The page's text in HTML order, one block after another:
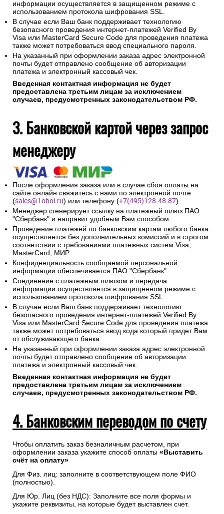
Конфиденциальность сообщаемой персональной
информации обеспечивается ПАО "Сбербанк".
Соединение с платежным шлюзом и передача
информации осуществляется в защищенном режиме с
использованием протокола шифрования SSL.
В случае если Ваш банк поддерживает технологию
безопасного проведения интернет-платежей Verified By
Visa или MasterCard Secure Code для проведения платежа
также может потребоваться ввод специального пароля.
На указанный при оформлении заказа адрес электронной
почты будет отправлено сообщение об авторизации
платежа и электронный кассовый чек.
случаев, предусмотренных законодательством РФ.
3. Банковской картой через запрос
менеджеру
После оформления заказа или в случае сбоя оплаты на
сайте онлайн свяжитесь с нами по электронной почте
(sales@1oboi.ru) или телефону (+7(495)128-48-87).
Менеджер сгенерирует ссылку на платежный шлюз ПАО
"Сбербанк" и направит удобным Вам способом.
Проведение платежей по банковским картам любого банка
осуществляется без дополнительных комиссий и в строгом
соответствии с требованиями платежных систем Visa,
MasterCard, МИР.
Конфиденциальность сообщаемой персональной
информации обеспечивается ПАО "Сбербанк".
Соединение с платежным шлюзом и передача
информации осуществляется в защищенном режиме с
использованием протокола шифрования SSL.
В случае если Ваш банк поддерживает технологию
безопасного проведения интернет-платежей Verified By
Visa или MasterCard Secure Code для проведения платежа
также может потребоваться ввод кода который придет Вам
от обслуживающего банка.
На указанный при оформлении заказа адрес электронной
почты будет отправлено сообщение об авторизации
платежа и электронный кассовый чек.
случаев, предусмотренных законодательством РФ.
4. Банковским переводом по счету
Чтобы оплатить заказ безналичным расчетом, при
оформлении заказа укажите способ оплаты«Выставить
счёт на оплату»
Для Физ. лиц: заполните в соответствующем поле ФИО
(полностью).